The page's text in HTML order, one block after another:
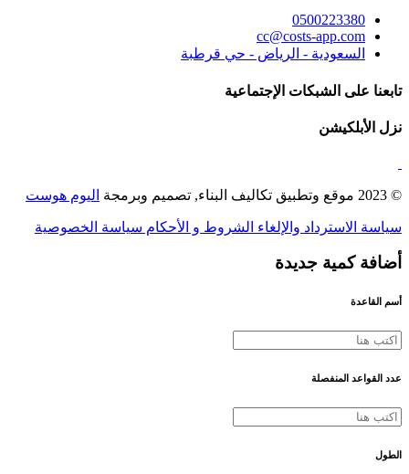
0500223380
cc@costs-app.com
السعودية - الرياض - حي قرطبة
تابعنا على الشبكات الإجتماعية
نزل الأبلكيشن
© 2023 موقع وتطبيق تكاليف البناء, تصميم وبرمجة اليوم هوست
سياسة الاسترداد والإلغاء الشروط و الأحكام سياسة الخصوصية
أضافة كمية جديدة
أسم القاعدة
عدد القواعد المنفصلة
الطول